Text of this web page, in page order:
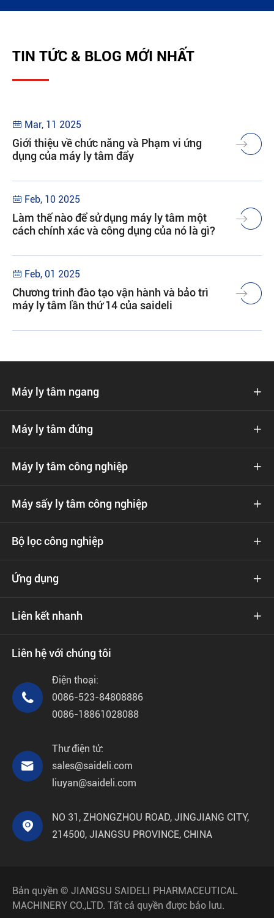
TIN TỨC & BLOG MỚI NHẤT
 Mar, 11 2025
Giới thiệu về chức năng và Phạm vi ứng
dụng của máy ly tâm đẩy
 Feb, 10 2025
Làm thế nào để sử dụng máy ly tâm một
cách chính xác và công dụng của nó là gì?
 Feb, 01 2025
Chương trình đào tạo vận hành và bảo trì
máy ly tâm lần thứ 14 của saideli
Máy ly tâm ngang 
Máy ly tâm đứng 
Máy ly tâm công nghiệp 
Máy sấy ly tâm công nghiệp 
Bộ lọc công nghiệp 
Ứng dụng 
Liên kết nhanh 
Liên hệ với chúng tôi

Điện thoại:
0086-523-84808886
0086-18861028088

Thư điện tử:
sales@saideli.com
liuyan@saideli.com

NO 31, ZHONGZHOU ROAD, JINGJIANG CITY,
214500, JIANGSU PROVINCE, CHINA
Bản quyền © JIANGSU SAIDELI PHARMACEUTICAL
MACHINERY CO.,LTD. Tất cả quyền được bảo lưu.